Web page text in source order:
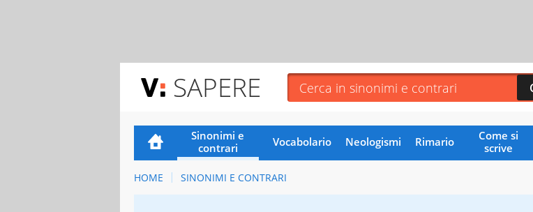
SAPERE
Sinonimi e
contrari
Vocabolario Neologismi Rimario
Come si
scrive
HOME SINONIMI E CONTRARI